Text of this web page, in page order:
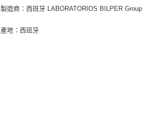
製造商：西班牙 LABORATORIOS BILPER Group
產地：西班牙